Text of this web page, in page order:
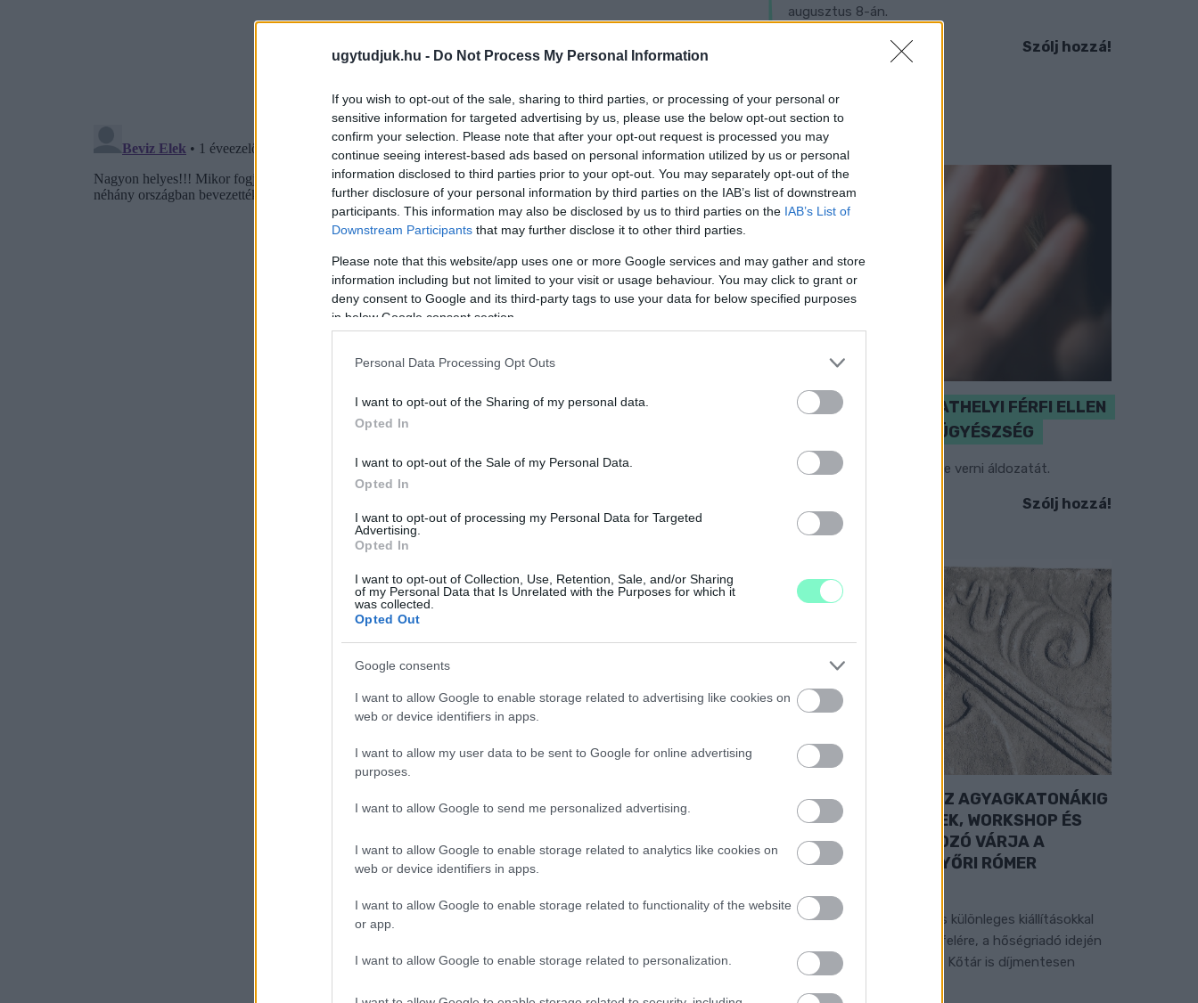
ugytudjuk.hu - Do Not Process My Personal Information
If you wish to opt-out of the sale, sharing to third parties, or processing of your personal or
sensitive information for targeted advertising by us, please use the below opt-out section to
confirm your selection. Please note that after your opt-out request is processed you may
continue seeing interest-based ads based on personal information utilized by us or personal
information disclosed to third parties prior to your opt-out. You may separately opt-out of the
further disclosure of your personal information by third parties on the IAB’s list of downstream
participants. This information may also be disclosed by us to third parties on the IAB’s List of
Downstream Participants that may further disclose it to other third parties.
Please note that this website/app uses one or more Google services and may gather and store
information including but not limited to your visit or usage behaviour. You may click to grant or
deny consent to Google and its third-party tags to use your data for below specified purposes
in below Google consent section.
Personal Data Processing Opt Outs
I want to opt-out of the Sharing of my personal data.
Opted In
I want to opt-out of the Sale of my Personal Data.
Opted In
I want to opt-out of processing my Personal Data for Targeted
Advertising.
Opted In
I want to opt-out of Collection, Use, Retention, Sale, and/or Sharing
of my Personal Data that Is Unrelated with the Purposes for which it
was collected.
Opted Out
Google consents
I want to allow Google to enable storage related to advertising like cookies on
web or device identifiers in apps.
I want to allow my user data to be sent to Google for online advertising
purposes.
I want to allow Google to send me personalized advertising.
I want to allow Google to enable storage related to analytics like cookies on
web or device identifiers in apps.
I want to allow Google to enable storage related to functionality of the website
or app.
I want to allow Google to enable storage related to personalization.
augusztus 8-án.
Szólj hozzá!
NŐVERŐ SZOMBATHELYI FÉRFI ELLEN
EMELT VÁDAT AZ ÜGYÉSZSÉG
A férfi a nyílt utcán kezdte verni áldozatát.
Szólj hozzá!
A RÓMAIAKTÓL AZ AGYAGKATONÁKIG
– TÁRLATVEZETÉSEK, WORKSHOP ÉS
KÖZÖNSÉGTALÁLKOZÓ VÁRJA A
LÁTOGATÓKAT A GYŐRI RÓMER
Ingyenes programokkal és különleges kiállításokkal
készülnek a hét második felére, a hőségriadó idején
ráadásul a Várkazamata – Kőtár is díjmentesen